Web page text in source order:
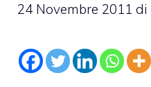
24 Novembre 2011 di